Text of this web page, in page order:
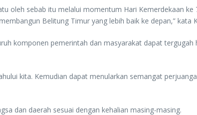
oleh sebab itu melalui momentum Hari Kemerdekaan
Belitung Timur yang lebih baik ke depan,” kata
komponen pemerintah dan masyarakat dapat
kita. Kemudian dapat menularkan semangat
dan daerah sesuai dengan kehalian masing-masing.